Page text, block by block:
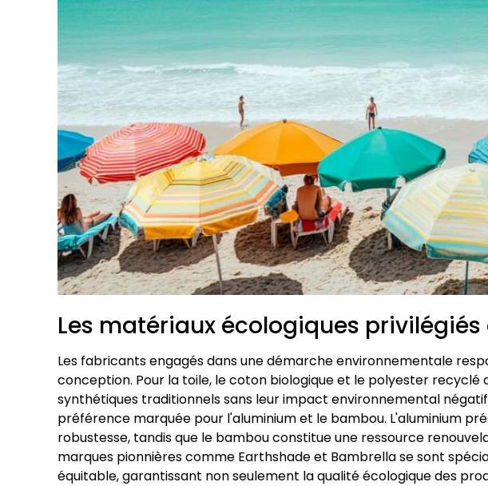
Les matériaux écologiques
Les fabricants engagés dans une démarche environnementale
conception. Pour la toile, le coton biologique et le polyester
synthétiques traditionnels sans leur impact environnemental
préférence marquée pour l'aluminium et le bambou. L'aluminium
robustesse, tandis que le bambou constitue une ressource
marques pionnières comme Earthshade et Bambrella se sont
équitable, garantissant non seulement la qualité écologique des